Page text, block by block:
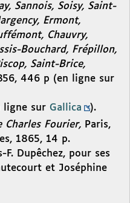
Sannois, Soisy, Saint-
Ermont,
Chauvry,
Bouchard, Frépillon,
Saint-Brice,
446 p (en ligne sur
ligne sur Gallica
).
Charles Fourier, Paris,
1865, 14 p.
F. Dupêchez, pour ses
et Joséphine